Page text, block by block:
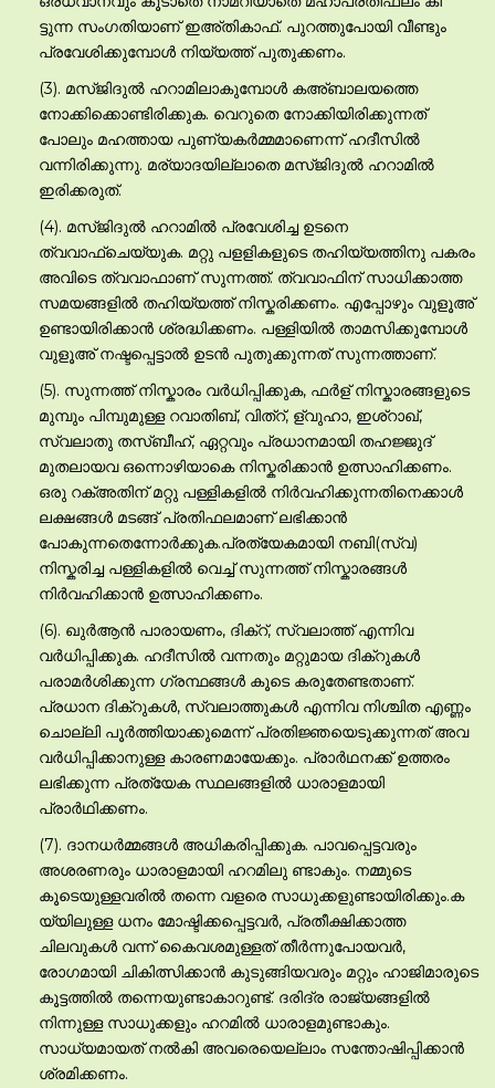
ട്ടുന്ന സംഗതിയാണ് ഇഅ്തികാഫ്. പുറത്തുപോയി വീണ്ടും
പ്രവേശിക്കുമ്പോള്‍ നിയ്യത്ത് പുതുക്കണം.
(3). മസ്ജിദുല്‍ ഹറാമിലാകുമ്പോള്‍ കഅ്ബാലയത്തെ
നോക്കിക്കൊണ്ടിരിക്കുക. വെറുതെ നോക്കിയിരിക്കുന്നത്
പോലും മഹത്തായ പുണ്യകര്‍മ്മമാണെന്ന് ഹദീസില്‍
വന്നിരിക്കുന്നു. മര്യാദയില്ലാതെ മസ്ജിദുല്‍ ഹറാമില്‍
ഇരിക്കരുത്.
(4). മസ്ജിദുല്‍ ഹറാമില്‍ പ്രവേശിച്ച ഉടനെ
ത്വവാഫ്ചെയ്യുക. മറ്റു പളളികളുടെ തഹിയ്യത്തിനു പകരം
അവിടെ ത്വവാഫാണ് സുന്നത്ത്. ത്വവാഫിന് സാധിക്കാത്ത
സമയങ്ങളില്‍ തഹിയ്യത്ത് നിസ്കരിക്കണം. എപ്പോഴും വുളൂഅ്
ഉണ്ടായിരിക്കാന്‍ ശ്രദ്ധിക്കണം. പള്ളിയില്‍ താമസിക്കുമ്പോള്‍
വുളൂഅ് നഷ്ടപ്പെട്ടാല്‍ ഉടന്‍ പുതുക്കുന്നത് സുന്നത്താണ്.
(5). സുന്നത്ത് നിസ്കാരം വര്‍ധിപ്പിക്കുക, ഫര്‍ള് നിസ്കാരങ്ങളുടെ
മുമ്പും പിമ്പുമുള്ള റവാതിബ്, വിത്റ്, ള്വുഹാ, ഇശ്റാഖ്,
സ്വലാതു തസ്ബീഹ്, ഏറ്റവും പ്രധാനമായി തഹജ്ജുദ്
മുതലായവ ഒന്നൊഴിയാകെ നിസ്കരിക്കാന്‍ ഉത്സാഹിക്കണം.
ഒരു റക്അതിന് മറ്റു പള്ളികളില്‍ നിര്‍വഹിക്കുന്നതിനെക്കാള്‍
ലക്ഷങ്ങള്‍ മടങ്ങ് പ്രതിഫലമാണ് ലഭിക്കാന്‍
പോകുന്നതെന്നോര്‍ക്കുക.പ്രത്യേകമായി നബി(സ്വ)
നിസ്കരിച്ച പള്ളികളില്‍ വെച്ച് സുന്നത്ത് നിസ്കാരങ്ങള്‍
നിര്‍വഹിക്കാന്‍ ഉത്സാഹിക്കണം.
(6). ഖുര്‍ആന്‍ പാരായണം, ദിക്റ്, സ്വലാത്ത് എന്നിവ
വര്‍ധിപ്പിക്കുക. ഹദീസില്‍ വന്നതും മറ്റുമായ ദിക്റുകള്‍
പരാമര്‍ശിക്കുന്ന ഗ്രന്ഥങ്ങള്‍ കൂടെ കരുതേണ്ടതാണ്.
പ്രധാന ദിക്റുകള്‍, സ്വലാത്തുകള്‍ എന്നിവ നിശ്ചിത എണ്ണം
ചൊല്ലി പൂര്‍ത്തിയാക്കുമെന്ന് പ്രതിജ്ഞയെടുക്കുന്നത് അവ
വര്‍ധിപ്പിക്കാനുള്ള കാരണമായേക്കും. പ്രാര്‍ഥനക്ക് ഉത്തരം
ലഭിക്കുന്ന പ്രത്യേക സ്ഥലങ്ങളില്‍ ധാരാളമായി
പ്രാര്‍ഥിക്കണം.
(7). ദാനധര്‍മ്മങ്ങള്‍ അധികരിപ്പിക്കുക. പാവപ്പെട്ടവരും
അശരണരും ധാരാളമായി ഹറമിലു ണ്ടാകും. നമ്മുടെ
കൂടെയുള്ളവരില്‍ തന്നെ വളരെ സാധുക്കളുണ്ടായിരിക്കും.ക
യ്യിലുള്ള ധനം മോഷ്ടിക്കപ്പെട്ടവര്‍, പ്രതീക്ഷിക്കാത്ത
ചിലവുകള്‍ വന്ന് കൈവശമുള്ളത് തീര്‍ന്നുപോയവര്‍,
രോഗമായി ചികിത്സിക്കാന്‍ കുടുങ്ങിയവരും മറ്റും ഹാജിമാരുടെ
കൂട്ടത്തില്‍ തന്നെയുണ്ടാകാറുണ്ട്. ദരിദ്ര രാജ്യങ്ങളില്‍
നിന്നുള്ള സാധുക്കളും ഹറമില്‍ ധാരാളമുണ്ടാകും.
സാധ്യമായത് നല്‍കി അവരെയെല്ലാം സന്തോഷിപ്പിക്കാന്‍
ശ്രമിക്കണം.